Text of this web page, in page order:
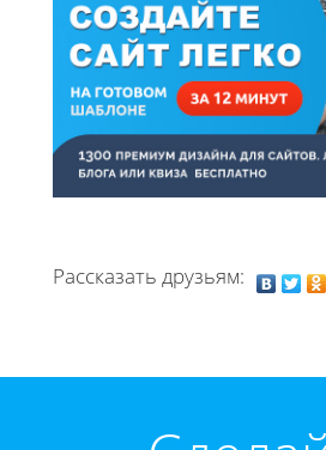
Рассказать друзьям: